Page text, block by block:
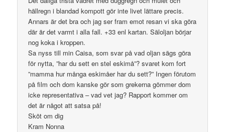
hällregn i blandad kompott gör inte livet lättare precis.
Annars är det bra och jag ser fram emot resan vi ska göra
där är det varmt i alla fall. +33 enl kartan. Säloljan börjar
nog koka i kroppen.
Sa nyss till min Caisa, som svar på vad oljan sägs göra
för nytta, ”har du sett en stel eskimå”? svaret kom fort
”mamma hur många eskimåer har du sett?” Ingen förutom
på film och dom kanske gör som grekerna gömmer dom
icke representativa – vad vet jag? Rapport kommer om
det är något att satsa på!
Sköt om dig
Kram Nonna